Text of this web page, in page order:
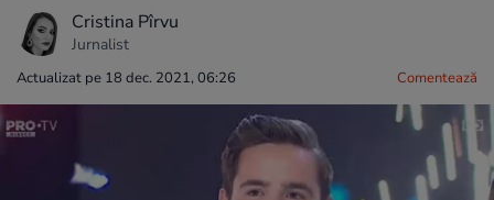
Cristina Pîrvu
Jurnalist
Actualizat pe 18 dec. 2021, 06:26 Comentează